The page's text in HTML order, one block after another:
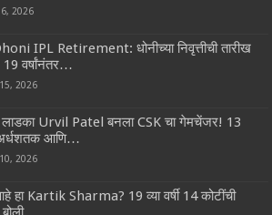
6, 2026
IPL Retirement: धोनीच्या निवृत्तीची तारीख
19 वर्षांनंतर…
2026
लाडका Urvil Patel बनला CSK चा गेमचेंजर! 13
आणि…
2026
हा Kartik Sharma? 19 व्या वर्षी 14 कोटींची